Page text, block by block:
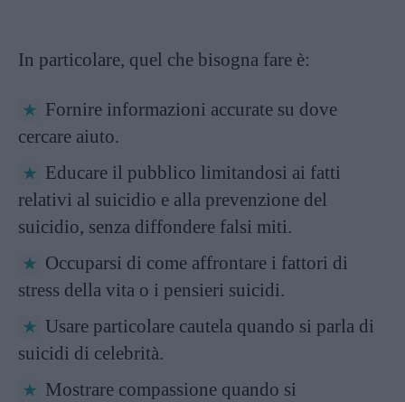
In particolare, quel che bisogna fare è:
Fornire informazioni accurate su dove
cercare aiuto.
Educare il pubblico limitandosi ai fatti
relativi al suicidio e alla prevenzione del
suicidio, senza diffondere falsi miti.
Occuparsi di come affrontare i fattori di
stress della vita o i pensieri suicidi.
Usare particolare cautela quando si parla di
suicidi di celebrità.
Mostrare compassione quando si